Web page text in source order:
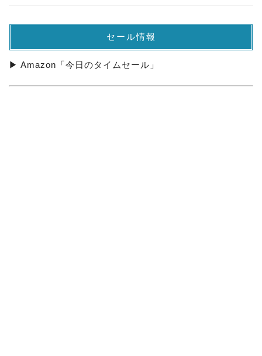
セール情報
▶ Amazon「今日のタイムセール」